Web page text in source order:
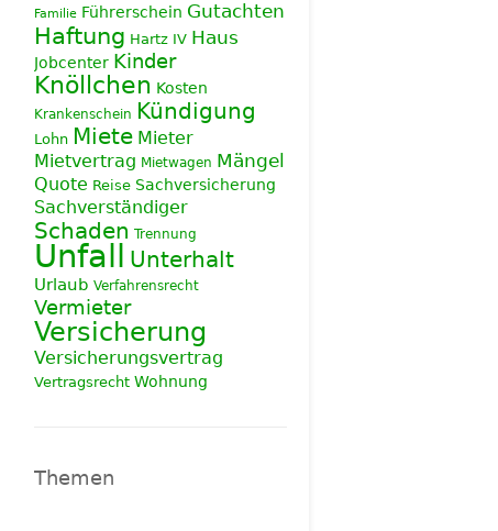
Familie Führerschein Gutachten
Haftung Hartz IV Haus
Jobcenter Kinder
Knöllchen Kosten
Krankenschein Kündigung
Lohn Miete Mieter
Mietvertrag Mietwagen Mängel
Quote Reise Sachversicherung
Sachverständiger
Schaden Trennung
Unfall Unterhalt
Urlaub Verfahrensrecht
Vermieter
Versicherung
Versicherungsvertrag
Vertragsrecht Wohnung
Themen